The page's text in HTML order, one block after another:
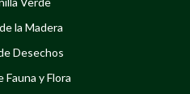
la Madera
Desechos
y Flora